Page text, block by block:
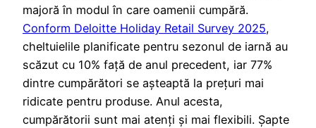
majoră în modul în care oamenii cumpără.
Conform Deloitte Holiday Retail Survey 2025,
cheltuielile planificate pentru sezonul de iarnă au
scăzut cu 10% față de anul precedent, iar 77%
dintre cumpărători se așteaptă la prețuri mai
ridicate pentru produse. Anul acesta,
cumpărătorii sunt mai atenți și mai flexibili. Șapte